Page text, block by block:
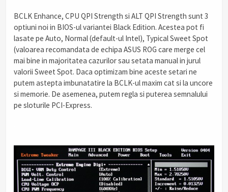
BCLK Enhance, CPU QPI Strength si ALT QPI Strength sunt 3
optiuni noi in BIOS-ul variantei Black Edition. Acestea pot fi
lasate pe Auto, Normal (default-ul Intel), Typical Sweet Spot
(valoarea recomandata de echipa ASUS ROG care merge cel
mai bine in majoritatea cazurilor sau setata manual in jurul
valorii Sweet Spot. Daca optimizam bine aceste setari ne
putem astepta imbunatatire la BCLK-ul maxim cat si la uncore
si memorie. De asemenea, putem regla si puterea semnalului
pe sloturile PCI-Express.